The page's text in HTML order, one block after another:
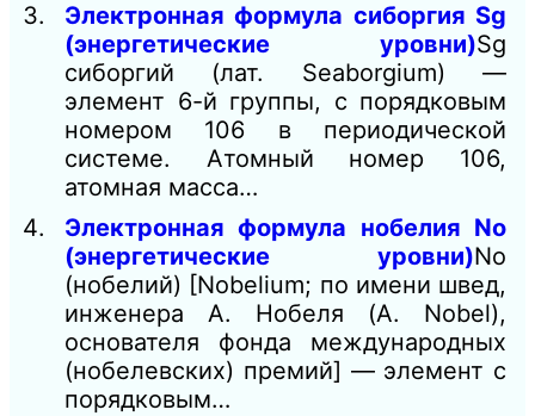
Электронная формула сиборгия Sg
(энергетические уровни)Sg
сиборгий (лат. Seaborgium) —
элемент 6-й группы, с порядковым
номером 106 в периодической
системе. Атомный номер 106,
атомная масса…
Электронная формула нобелия No
(энергетические уровни)No
(нобелий) [Nobelium; по имени швед,
инженера А. Нобеля (A. Nobel),
основателя фонда международных
(нобелевских) премий] — элемент с
порядковым…